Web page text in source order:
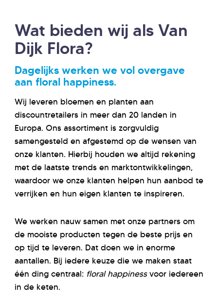
Wat bieden wij als Van
Dijk Flora?
Dagelijks werken we vol overgave
aan floral happiness.
Wij leveren bloemen en planten aan
discountretailers in meer dan 20 landen in
Europa. Ons assortiment is zorgvuldig
samengesteld en afgestemd op de wensen van
onze klanten. Hierbij houden we altijd rekening
met de laatste trends en marktontwikkelingen,
waardoor we onze klanten helpen hun aanbod te
verrijken en hun eigen klanten te inspireren.
We werken nauw samen met onze partners om
de mooiste producten tegen de beste prijs en
op tijd te leveren. Dat doen we in enorme
aantallen. Bij iedere keuze die we maken staat
één ding centraal: floral happinessvoor iedereen
in de keten.